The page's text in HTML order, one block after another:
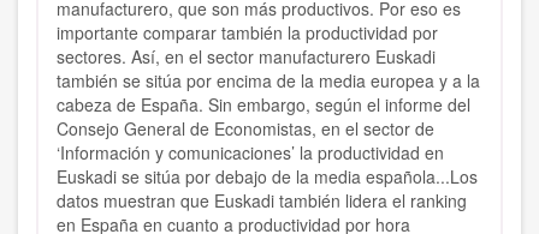
manufacturero, que son más productivos. Por eso es
importante comparar también la productividad por
sectores. Así, en el sector manufacturero Euskadi
también se sitúa por encima de la media europea y a la
cabeza de España. Sin embargo, según el informe del
Consejo General de Economistas, en el sector de
‘Información y comunicaciones’ la productividad en
Euskadi se sitúa por debajo de la media española...Los
datos muestran que Euskadi también lidera el ranking
en España en cuanto a productividad por hora